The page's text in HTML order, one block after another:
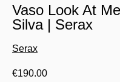
Vaso Look At
Silva | Serax
Serax
€190.00